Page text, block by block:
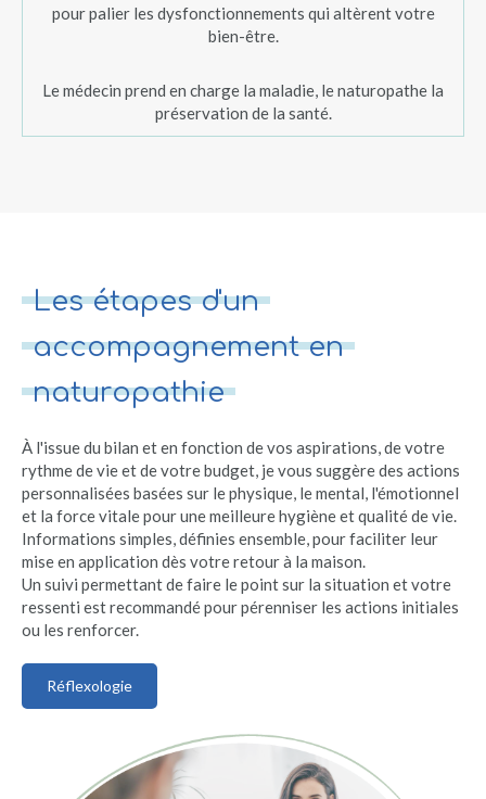
pour palier les dysfonctionnements qui altèrent votre
bien-être.
Le médecin prend en charge la maladie, le naturopathe la
préservation de la santé.
Les étapes d'un
accompagnement en
naturopathie
À l'issue du bilan et en fonction de vos aspirations, de votre
rythme de vie et de votre budget, je vous suggère des actions
personnalisées basées sur le physique, le mental, l'émotionnel
et la force vitale pour une meilleure hygiène et qualité de vie.
Informations simples, définies ensemble, pour faciliter leur
mise en application dès votre retour à la maison.
Un suivi permettant de faire le point sur la situation et votre
ressenti est recommandé pour pérenniser les actions initiales
ou les renforcer.
Réflexologie